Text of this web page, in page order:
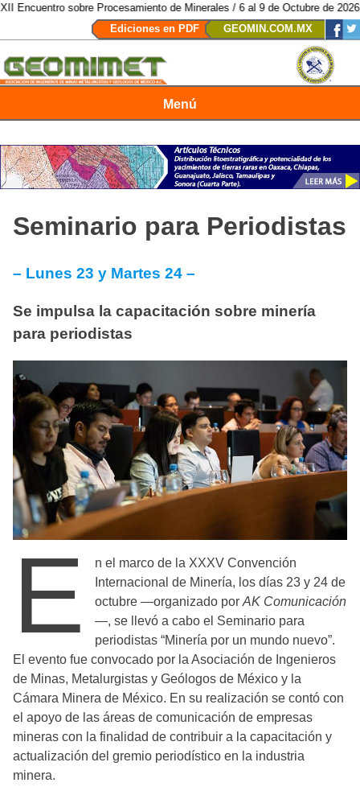
sobre Procesamiento de Minerales / 6 al 9 de Octubre de 2026 / San
Ediciones en PDF
GEOMIN.COM.MX
Menú
Seminario para Periodistas
– Lunes 23 y Martes 24 –
Se impulsa la capacitación sobre minería
para periodistas
E
n el marco de la XXXV Convención
Internacional de Minería, los días 23 y 24 de
octubre —organizado porAK Comunicación
—, se llevó a cabo el Seminario para
periodistas “Minería por un mundo nuevo”.
El evento fue convocado por la Asociación de Ingenieros
de Minas, Metalurgistas y Geólogos de México y la
Cámara Minera de México. En su realización se contó con
el apoyo de las áreas de comunicación de empresas
mineras con la finalidad de contribuir a la capacitación y
actualización del gremio periodístico en la industria
minera.